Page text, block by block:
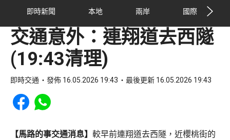
即時新聞 本地 兩岸 國際
交通意外：連翔道去西隧
(19:43清理)
即時交通 發佈 16.05.2026 19:43 最後更新 16.05.2026 19:43
Share to Facebook
Share to WhatsApp
【馬路的事交通消息】 較早前連翔道去西隧，近櫻桃街的